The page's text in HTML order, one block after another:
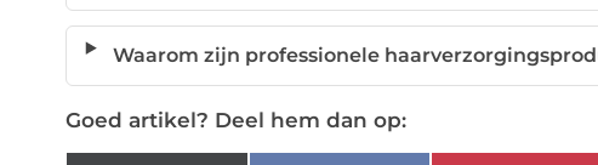
Waarom zijn professionele
Goed artikel? Deel hem dan op: